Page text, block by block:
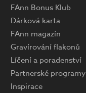
FAnn Bonus Klub
Dárková karta
FAnn magazín
Gravírování flakonů
Líčení a poradenství
Partnerské programy
Inspirace